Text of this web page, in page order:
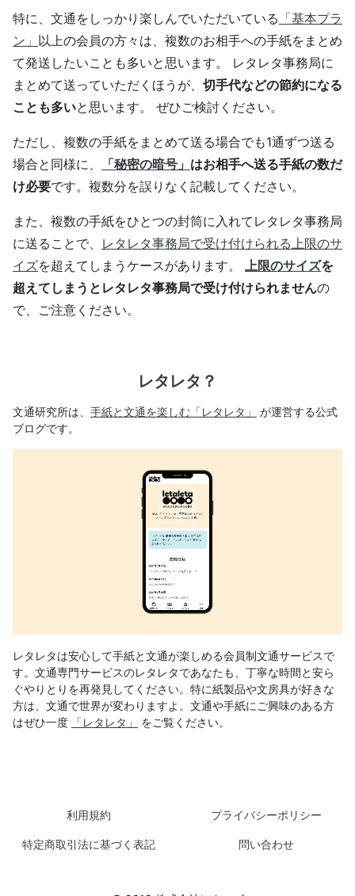
特に、文通をしっかり楽しんでいただいている 「基本プラ
ン」 以上の会員の方々は、複数のお相手への手紙をまとめ
て発送したいことも多いと思います。 レタレタ事務局に
まとめて送っていただくほうが、 切手代などの節約になる
ことも多いと思います。 ぜひご検討ください。
ただし、複数の手紙をまとめて送る場合でも1通ずつ送る
場合と同様に、
「秘密の暗号」 はお相手へ送る手紙の数だ
け必要です。複数分を誤りなく記載してください。
また、複数の手紙をひとつの封筒に入れてレタレタ事務局
に送ることで、 レタレタ事務局で受け付けられる上限のサ
イズを超えてしまうケースがあります。 上限のサイズを
超えてしまうとレタレタ事務局で受け付けられませんの
で、ご注意ください。
レタレタ？
文通研究所は、 手紙と文通を楽しむ「レタレタ」
が運営する公式
ブログです。
レタレタは安心して手紙と文通が楽しめる会員制文通サービスで
す。文通専門サービスのレタレタであなたも、丁寧な時間と安ら
ぐやりとりを再発見してください。特に紙製品や文房具が好きな
方は、文通で世界が変わりますよ。文通や手紙にご興味のある方
はぜひ一度
「レタレタ」 をご覧ください。
利用規約 プライバシーポリシー
特定商取引法に基づく表記 問い合わせ